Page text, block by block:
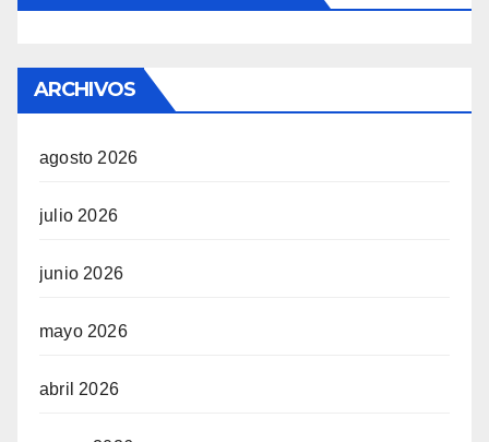
ARCHIVOS
agosto 2026
julio 2026
junio 2026
mayo 2026
abril 2026